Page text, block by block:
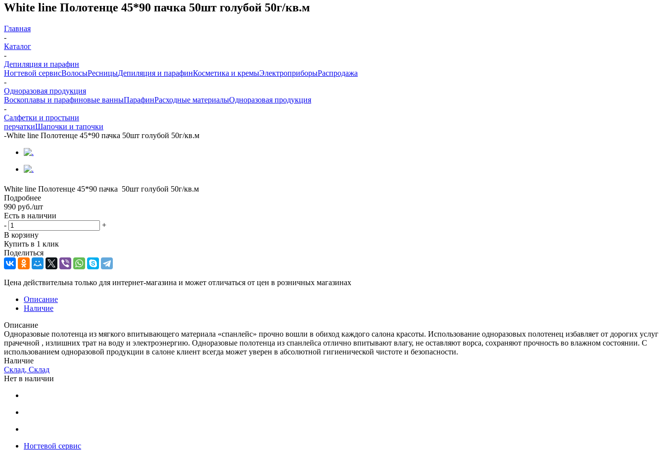
White line Полотенце 45*90 пачка 50шт голубой 50г/кв.м
Главная
-
Каталог
-
Депиляция и парафин
Ногтевой сервисВолосыРесницыДепиляция и парафинКосметика и кремыЭлектроприборыРаспродажа
-
Одноразовая продукция
Воскоплавы и парафиновые ванныПарафинРасходные материалыОдноразовая продукция
-
Салфетки и простыни
перчаткиШапочки и тапочки
-White line Полотенце 45*90 пачка 50шт голубой 50г/кв.м
White line Полотенце 45*90 пачка 50шт голубой 50г/кв.м
Подробнее
990 руб./шт
Есть в наличии
-
+
В корзину
Купить в 1 клик
Поделиться
Цена действительна только для интернет-магазина и может отличаться от цен в розничных магазинах
Описание
Наличие
Описание
Одноразовые полотенца из мягкого впитывающего материала «спанлейс» прочно вошли в обиход каждого салона красоты. Использование одноразовых полотенец избавляет от дорогих услуг
прачечной , излишних трат на воду и электроэнергию. Одноразовые полотенца из спанлейса отлично впитывают влагу, не оставляют ворса, сохраняют прочность во влажном состоянии. С
использованием одноразовой продукции в салоне клиент всегда может уверен в абсолютной гигиенической чистоте и безопасности.
Наличие
Склад, Склад
Нет в наличии
Ногтевой сервис